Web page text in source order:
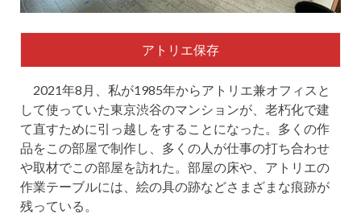
アトリエ保存
2021年8月、私が1985年からアトリエ兼オフィスと
して使っていた東京渋谷のマンションが、老朽化で建
て直すために引っ越しをすることになった。多くの作
品をこの部屋で制作し、多くの人が仕事の打ち合わせ
や取材でこの部屋を訪れた。部屋の床や、アトリエの
作業テーブルには、絵の具の跡などさまざまな痕跡が
残っている。